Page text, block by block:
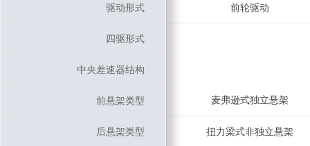
驱动形式 前轮驱动
四驱形式
中央差速器结构
前悬架类型 麦弗逊式独立悬架
后悬架类型 扭力梁式非独立悬架
驱动形式
四驱形式
中央差速器结构
前悬架类型
后悬架类型